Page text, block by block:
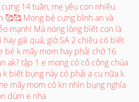
cưng 14 tuần, mẹ yêu con nhiều
🥰🥰 Mong bé cưng bình an và
mạnh! Mà nóng lòng biết con là
hay gái quá, giờ SA 2 chiều có biết
bé k mấy mom hay phải chờ 16
ak? tập 1 e mong có cô công chúa
k biết bụng này có phải a cu nữa k
mấy mom có kn nhìn bụng nghía
dùm e nha